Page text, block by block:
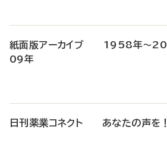
紙面版アーカイブ 1958年～20
09年
日刊薬業コネクト あなたの声を！